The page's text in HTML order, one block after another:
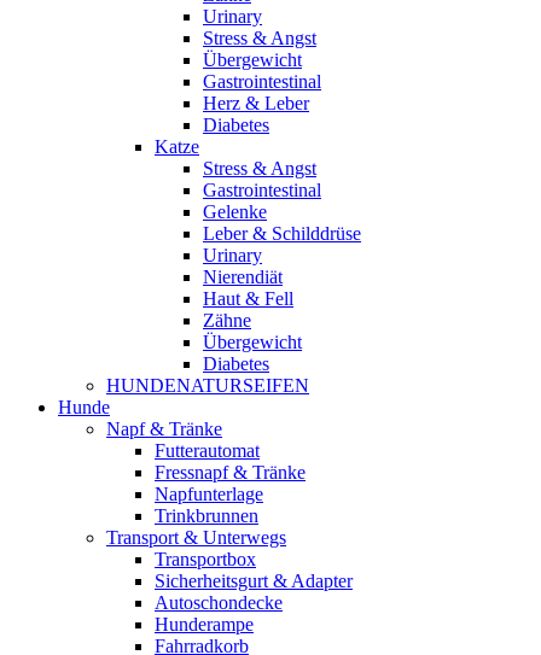
Urinary
Stress & Angst
Übergewicht
Gastrointestinal
Herz & Leber
Diabetes
Katze
Stress & Angst
Gastrointestinal
Gelenke
Leber & Schilddrüse
Urinary
Nierendiät
Haut & Fell
Zähne
Übergewicht
Diabetes
HUNDENATURSEIFEN
Hunde
Napf & Tränke
Futterautomat
Fressnapf & Tränke
Napfunterlage
Trinkbrunnen
Transport & Unterwegs
Transportbox
Sicherheitsgurt & Adapter
Autoschondecke
Hunderampe
Fahrradkorb